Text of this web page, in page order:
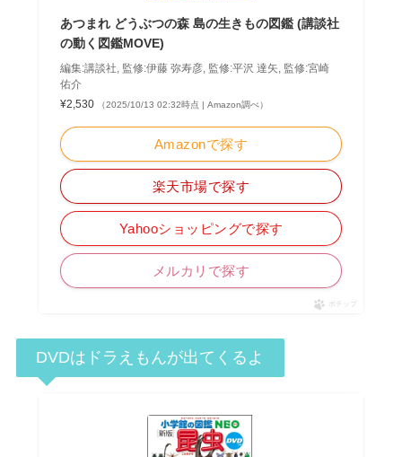
あつまれ どうぶつの森 島の生きもの図鑑 (講談社
の動く図鑑MOVE)
編集:講談社, 監修:伊藤 弥寿彦, 監修:平沢 達矢, 監修:宮崎
佑介
¥2,530
（2025/10/13 02:32時点 | Amazon調べ）
Amazonで探す
楽天市場で探す
Yahooショッピングで探す
メルカリで探す
ポチップ
DVDはドラえもんが出てくるよ